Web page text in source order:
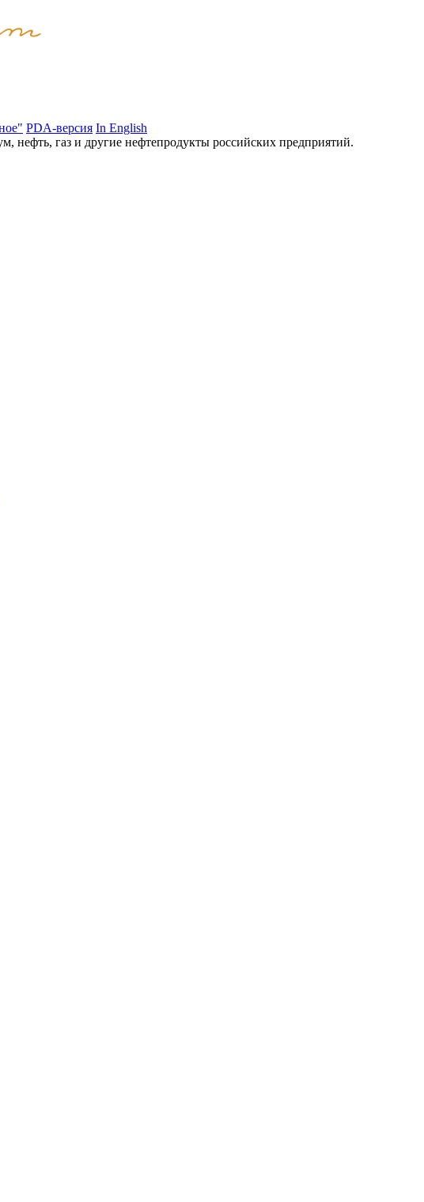
PDA-версия In English
нефть, газ и другие нефтепродукты российских предприятий.